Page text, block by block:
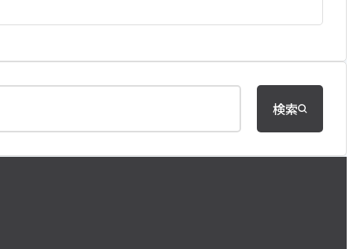
検索